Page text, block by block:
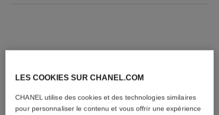
L'ACCORD PARFAIT
LES COOKIES SUR CHANEL.COM
CHANEL utilise des cookies et des technologies similaires
pour personnaliser le contenu et vous offrir une expérience